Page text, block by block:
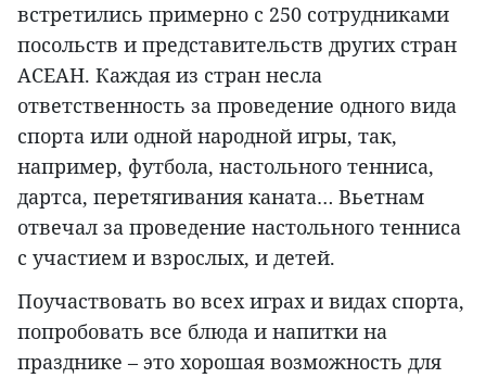
встретились примерно с 250 сотрудниками
посольств и представительств других стран
АСЕАН. Каждая из стран несла
ответственность за проведение одного вида
спорта или одной народной игры, так,
например, футбола, настольного тенниса,
дартса, перетягивания каната… Вьетнам
отвечал за проведение настольного тенниса
с участием и взрослых, и детей.
Поучаствовать во всех играх и видах спорта,
попробовать все блюда и напитки на
празднике – это хорошая возможность для